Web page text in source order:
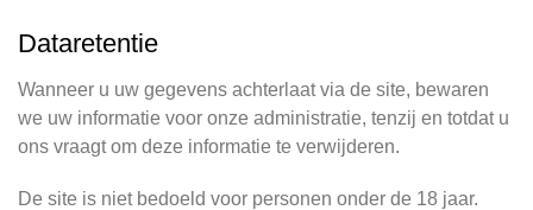
Dataretentie
Wanneer u uw gegevens achterlaat via de site, bewaren
we uw informatie voor onze administratie, tenzij en totdat u
ons vraagt om deze informatie te verwijderen.
De site is niet bedoeld voor personen onder de 18 jaar.